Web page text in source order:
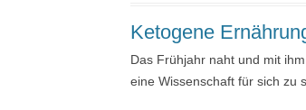
Ketogene
Das Frühjahr naht und mit
eine Wissenschaft für sich zu